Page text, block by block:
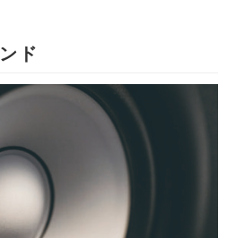
ド